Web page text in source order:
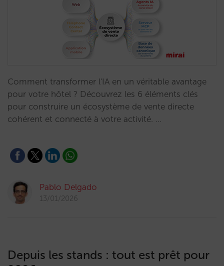
Comment transformer l'IA en un véritable avantage
pour votre hôtel ? Découvrez les 6 éléments clés
pour construire un écosystème de vente directe
cohérent et connecté à votre activité. …
Pablo Delgado
13/01/2026
Depuis les stands : tout est prêt pour